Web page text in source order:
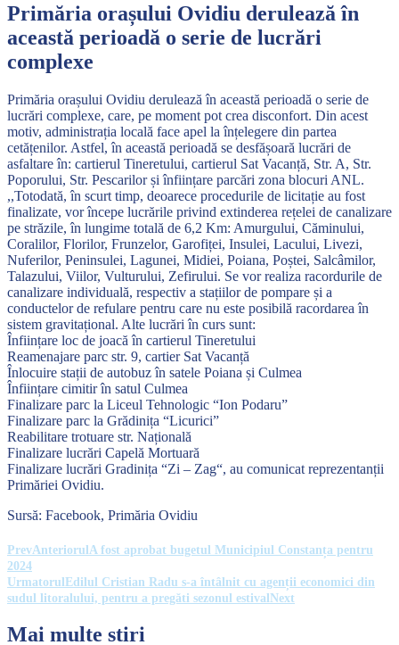
Primăria orașului Ovidiu derulează în
această perioadă o serie de lucrări
complexe
Primăria orașului Ovidiu derulează în această perioadă o serie de
lucrări complexe, care, pe moment pot crea disconfort. Din acest
motiv, administrația locală face apel la înțelegere din partea
cetățenilor. Astfel, în această perioadă se desfășoară lucrări de
asfaltare în: cartierul Tineretului, cartierul Sat Vacanță, Str. A, Str.
Poporului, Str. Pescarilor și înființare parcări zona blocuri ANL.
,,Totodată, în scurt timp, deoarece procedurile de licitație au fost
finalizate, vor începe lucrările privind extinderea rețelei de canalizare
pe străzile, în lungime totală de 6,2 Km: Amurgului, Căminului,
Coralilor, Florilor, Frunzelor, Garofiței, Insulei, Lacului, Livezi,
Nuferilor, Peninsulei, Lagunei, Midiei, Poiana, Poștei, Salcâmilor,
Talazului, Viilor, Vulturului, Zefirului. Se vor realiza racordurile de
canalizare individuală, respectiv a stațiilor de pompare și a
conductelor de refulare pentru care nu este posibilă racordarea în
sistem gravitațional. Alte lucrări în curs sunt:
Înființare loc de joacă în cartierul Tineretului
Reamenajare parc str. 9, cartier Sat Vacanță
Înlocuire stații de autobuz în satele Poiana și Culmea
Înființare cimitir în satul Culmea
Finalizare parc la Liceul Tehnologic “Ion Podaru”
Finalizare parc la Grădinița “Licurici”
Reabilitare trotuare str. Națională
Finalizare lucrări Capelă Mortuară
Finalizare lucrări Gradinița “Zi – Zag“, au comunicat reprezentanții
Primăriei Ovidiu.
Sursă: Facebook, Primăria Ovidiu
PrevAnteriorulA fost aprobat bugetul Municipiul Constanța pentru
2024
UrmatorulEdilul Cristian Radu s-a întâlnit cu agenții economici din
sudul litoralului, pentru a pregăti sezonul estivalNext
Mai multe stiri